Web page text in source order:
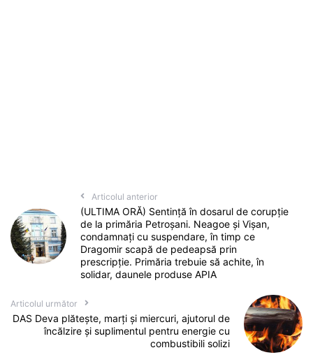
Articolul anterior
(ULTIMA ORĂ) Sentință în dosarul de corupție
de la primăria Petroșani. Neagoe și Vișan,
condamnați cu suspendare, în timp ce
Dragomir scapă de pedeapsă prin
prescripție. Primăria trebuie să achite, în
solidar, daunele produse APIA
Articolul următor
DAS Deva plătește, marți și miercuri, ajutorul de
încălzire și suplimentul pentru energie cu
combustibili solizi